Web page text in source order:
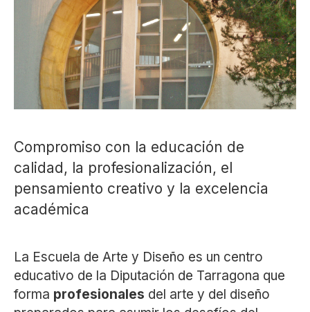
Compromiso con la educación de
calidad, la profesionalización, el
pensamiento creativo y la excelencia
académica
La Escuela de Arte y Diseño es un centro
educativo de la Diputación de Tarragona que
forma profesionales del arte y del diseño